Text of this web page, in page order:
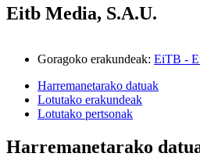
Eitb Media, S.A.U.
Goragoko erakundeak: EiTB -
Harremanetarako datuak
Lotutako erakundeak
Lotutako pertsonak
Harremanetarako